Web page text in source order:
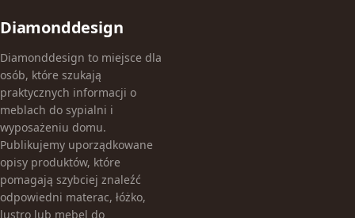
Diamonddesign
Diamonddesign to miejsce dla
osób, które szukają
praktycznych informacji o
meblach do sypialni i
wyposażeniu domu.
Publikujemy uporządkowane
opisy produktów, które
pomagają szybciej znaleźć
odpowiedni materac, łóżko,
lustro lub mebel do